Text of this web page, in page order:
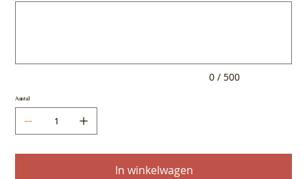
0 / 500
Aantal
In winkelwagen